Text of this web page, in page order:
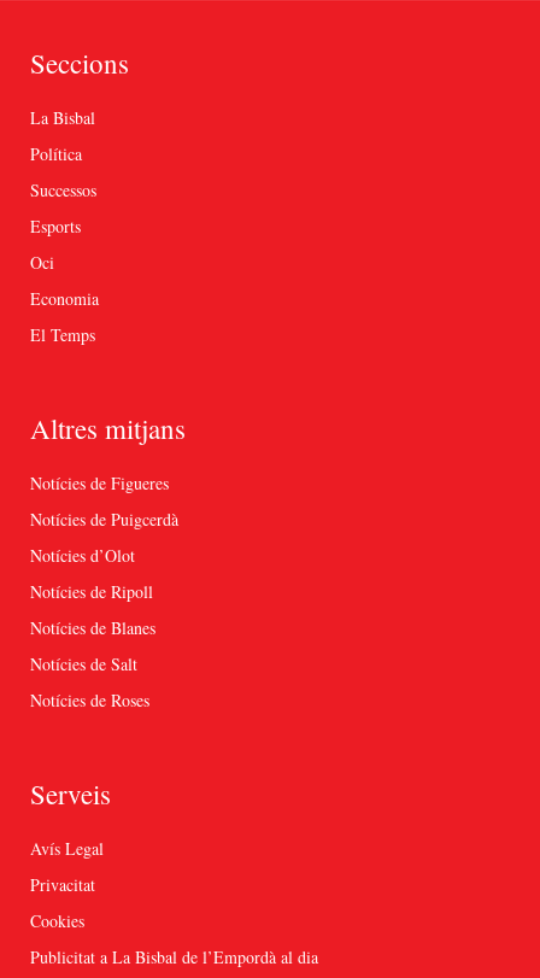
Seccions
La Bisbal
Política
Successos
Esports
Oci
Economia
El Temps
Altres mitjans
Notícies de Figueres
Notícies de Puigcerdà
Notícies d’Olot
Notícies de Ripoll
Notícies de Blanes
Notícies de Salt
Notícies de Roses
Serveis
Avís Legal
Privacitat
Cookies
Publicitat a La Bisbal de l’Empordà al dia